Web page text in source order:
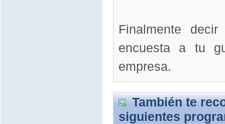
Finalmente
encuesta a tu
empresa.
También te
siguientes